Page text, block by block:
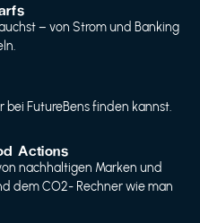
– von Strom und Banking
FutureBens finden kannst.
Actions
nachhaltigen Marken und
dem CO2- Rechner wie man